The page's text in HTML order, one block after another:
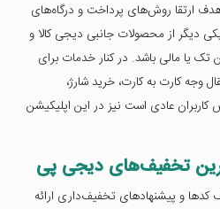
ارتقا روش‌های پرداخت و درگاه‌های
دیگر از محصولات جانبی دیجی کالا و
تک یا مالی باشد. در کنار خدمات برای
وجه کارت به کارت، خرید شارژ،
عادی است نیز در این اپلیکیشن
تخفیف‌های دیجی پی
و پیشنهادهای تخفیف‌داری ارائه